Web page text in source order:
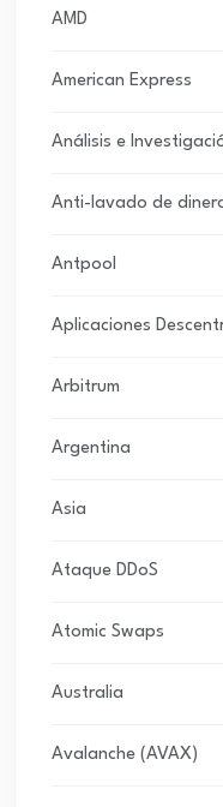
AMD
American Express
Análisis e
Anti-lavado de
Antpool
Aplicaciones
Arbitrum
Argentina
Asia
Ataque DDoS
Atomic Swaps
Australia
Avalanche (AVAX)